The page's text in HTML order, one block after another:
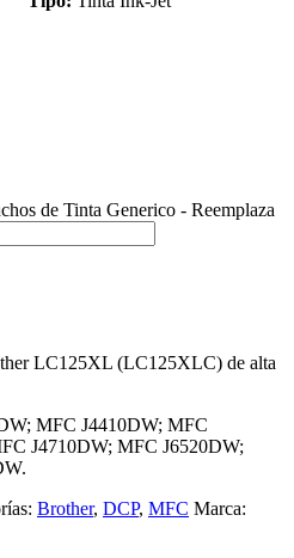
de Tinta Generico - Reemplaza
LC125XL (LC125XLC) de alta
MFC J4410DW; MFC
J4710DW; MFC J6520DW;
Brother, DCP, MFC Marca: